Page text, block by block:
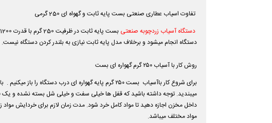
تفاوت اسیاب عطاری صنعتی بست پایه ثابت و گهواه ای 250 گرمی
دستگاه آسیاب زردچوبه صنعتی بست پایه ثابت در ظرفیت 250 گرم با قدرت 1200 وات و در مدل گهواره ای با ظرفیت 1400 وات میباشد .
دستگاه انجام میشود و برخلاف مدل پایه ثابت نیازی به بلندر کردن دستگاه نیست.
روش کار با آسیاب ۲۵۰ گرم گهواره ای بست
میبندید. توجه داشته باشید که قفل ها خیلی سفت و خیلی شل بسته نشده و یک
داخل مخزن اجازه دهید تا مواد کامل خرد شود. مدت زمان لازم برای خردایش
مواد مختلف میباشد.